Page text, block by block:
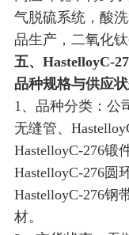
气脱硫系统，酸
品生产，二氧化
五、HastelloyC-
品种规格与供应状
1、品种分类：公
无缝管、
HastelloyC-276锻
HastelloyC-276圆
HastelloyC-276钢
材。